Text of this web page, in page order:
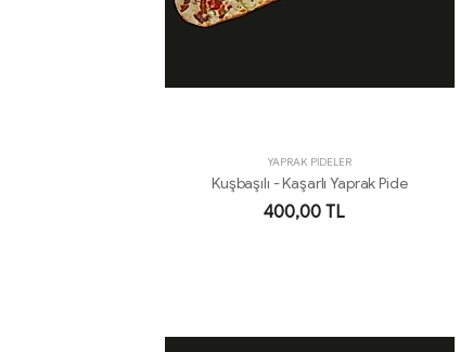
YAPRAK PİDELER
Kuşbaşılı - Kaşarlı Yaprak Pide
400,00 TL